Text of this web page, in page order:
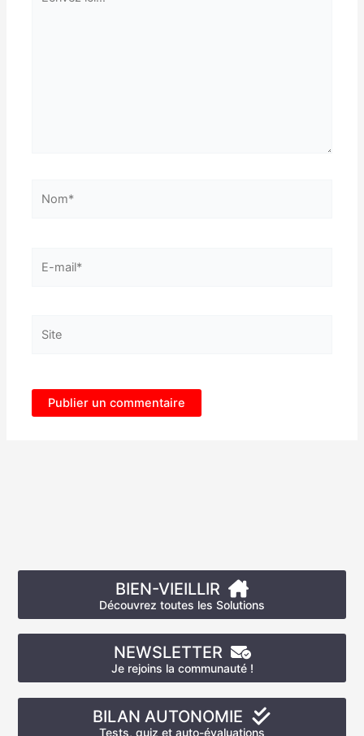
mail*
BIEN-VIEILLIR
Découvrez toutes les Solutions
NEWSLETTER
Je rejoins la communauté !
BILAN AUTONOMIE
Tests, quiz et auto-évaluations